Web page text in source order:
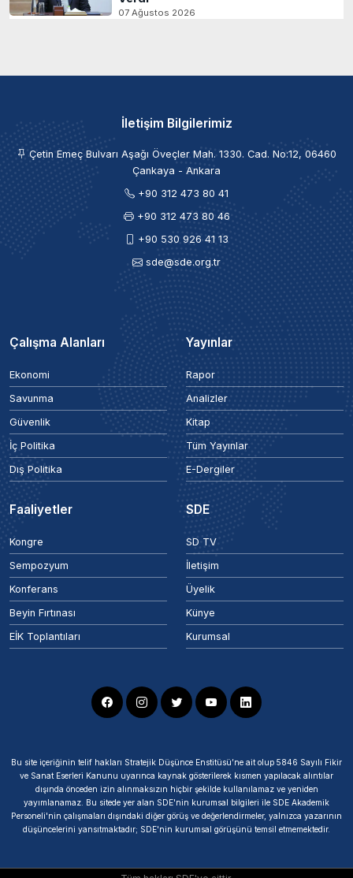
07 Ağustos 2026
İletişim Bilgilerimiz
Çetin Emeç Bulvarı Aşağı Öveçler Mah. 1330. Cad. No:12, 06460
Çankaya - Ankara
+90 312 473 80 41
+90 312 473 80 46
+90 530 926 41 13
sde@sde.org.tr
Çalışma Alanları
Ekonomi
Savunma
Güvenlik
İç Politika
Dış Politika
Yayınlar
Rapor
Analizler
Kitap
Tüm Yayınlar
E-Dergiler
Faaliyetler
Kongre
Sempozyum
Konferans
Beyin Fırtınası
EİK Toplantıları
SDE
SD TV
İletişim
Üyelik
Künye
Kurumsal
Bu site içeriğinin telif hakları Stratejik Düşünce Enstitüsü’ne ait olup 5846 Sayılı Fikir
ve Sanat Eserleri Kanunu uyarınca kaynak gösterilerek kısmen yapılacak alıntılar
dışında önceden izin alınmaksızın hiçbir şekilde kullanılamaz ve yeniden
yayımlanamaz. Bu sitede yer alan SDE'nin kurumsal bilgileri ile SDE Akademik
Personeli'nin çalışmaları dışındaki diğer görüş ve değerlendirmeler, yalnızca yazarının
düşüncelerini yansıtmaktadır; SDE'nin kurumsal görüşünü temsil etmemektedir.